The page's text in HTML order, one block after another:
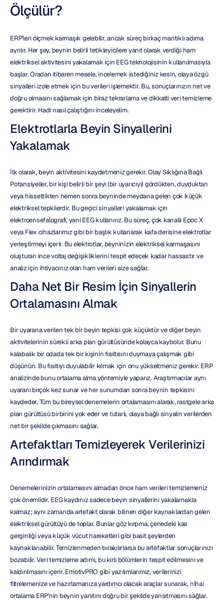
Ölçülür?
ERP'leri ölçmek karmaşık gelebilir, ancak süreç birkaç mantıklı adıma
ayrılır. Her şey, beynin belirli tetikleyicilere yanıt olarak verdiği ham
elektriksel aktivitesini yakalamak için EEG teknolojisinin kullanılmasıyla
başlar. Oradan itibaren mesele, incelemek istediğiniz kesin, olaya özgü
sinyalleri izole etmek için bu verileri işlemektir. Bu, sonuçlarınızın net ve
doğru olmasını sağlamak için biraz tekrarlama ve dikkatli veri temizleme
gerektirir. Hadi nasıl çalıştığını inceleyelim.
Elektrotlarla Beyin Sinyallerini
Yakalamak
İlk olarak, beyin aktivitesini kaydetmeniz gerekir. Olay Sıklığına Bağlı
Potansiyeller, bir kişi belirli bir şeyi (bir uyarıcıyı) gördükten, duyduktan
veya hissettikten hemen sonra beyninde meydana gelen çok küçük
elektriksel tepkilerdir. Bu geçici sinyalleri yakalamak için
elektroensefalografi, yani EEG kullanırız. Bu süreç, çok kanallı Epoc X
veya Flex cihazlarımız gibi bir başlık kullanarak kafa derisine elektrotlar
yerleştirmeyi içerir. Bu elektrotlar, beyninizin elektriksel karmaşasını
oluşturan ince voltaj değişikliklerini tespit edecek kadar hassastır ve
analiz için ihtiyacınız olan ham verileri size sağlar.
Daha Net Bir Resim İçin Sinyallerin
Ortalamasını Almak
Bir uyarana verilen tek bir beyin tepkisi çok küçüktür ve diğer beyin
aktivitelerinin sürekli arka plan gürültüsünde kolayca kaybolur. Bunu
kalabalık bir odada tek bir kişinin fısıltısını duymaya çalışmak gibi
düşünün. Bu fısıltıyı duyulabilir kılmak için onu yükseltmeniz gerekir. ERP
analizinde bunu ortalama alma yöntemiyle yaparız. Araştırmacılar aynı
uyaranı birçok kez sunar ve her sunumdan sonra beynin tepkisini
kaydeder. Tüm bu bireysel denemelerin ortalamasını alarak, rastgele arka
plan gürültüsü birbirini yok eder ve tutarlı, olaya bağlı sinyalin verilerden
net bir şekilde çıkmasını sağlar.
Artefaktları Temizleyerek Verilerinizi
Arındırmak
Denemelerinizin ortalamasını almadan önce ham verileri temizlemeniz
çok önemlidir. EEG kaydınız sadece beyin sinyallerini yakalamakla
kalmaz; aynı zamanda artefakt olarak bilinen diğer kaynaklardan gelen
elektriksel gürültüyü de toplar. Bunlar göz kırpma, çenedeki kas
gerginliği veya küçük vücut hareketleri gibi basit şeylerden
kaynaklanabilir. Temizlenmeden bırakılırlarsa bu artefaktlar sonuçlarınızı
bozabilir. Veri temizleme adımı, bu kirli bölümlerin tespit edilmesini ve
kaldırılmasını içerir. EmotivPRO gibi yazılımlarımız, verilerinizi
filtrelemenize ve hazırlamanıza yardımcı olacak araçlar sunarak, nihai
ortalama ERP'nin beynin yanıtını doğru bir şekilde yansıtmasını sağlar.